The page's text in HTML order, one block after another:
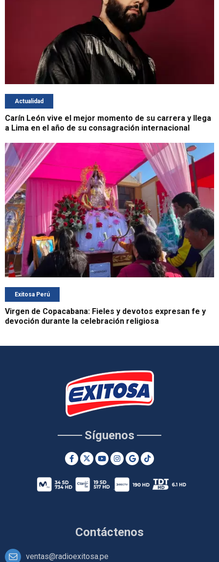
Actualidad
Carín León vive el mejor momento de su carrera y llega
a Lima en el año de su consagración internacional
Exitosa Perú
Virgen de Copacabana: Fieles y devotos expresan fe y
devoción durante la celebración religiosa
Contáctenos
ventas@radioexitosa.pe
Síguenos